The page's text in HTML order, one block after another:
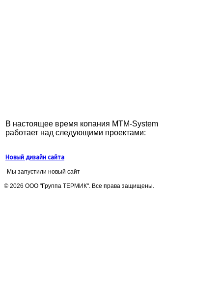
В настоящее время копания MTM-System
работает над следующими проектами:
Новый дизайн сайта
Мы запустили новый сайт
© 2026 ООО "Группа ТЕРМИК". Все права защищены.